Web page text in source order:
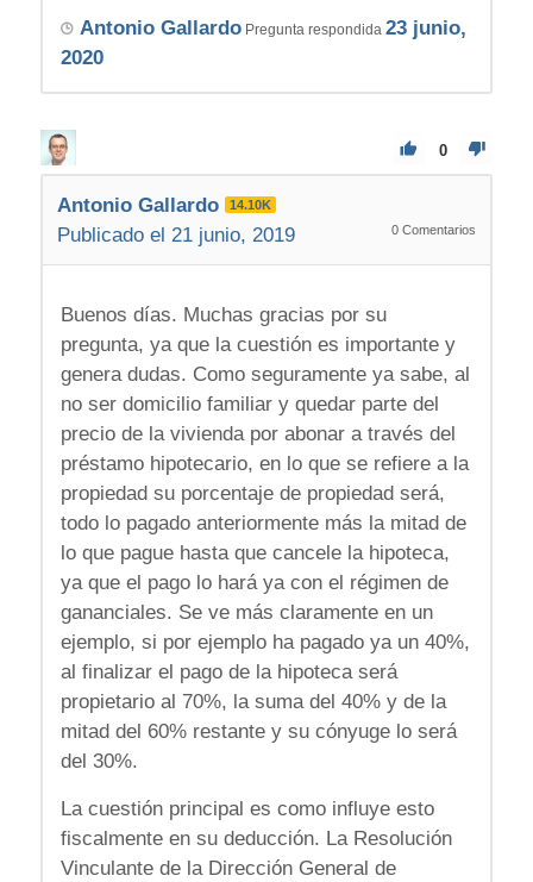
Antonio GallardoPregunta respondida 23 junio,
2020
0
Antonio Gallardo 14.10K
Publicado el 21 junio, 2019 0 Comentarios
Buenos días. Muchas gracias por su
pregunta, ya que la cuestión es importante y
genera dudas. Como seguramente ya sabe, al
no ser domicilio familiar y quedar parte del
precio de la vivienda por abonar a través del
préstamo hipotecario, en lo que se refiere a la
propiedad su porcentaje de propiedad será,
todo lo pagado anteriormente más la mitad de
lo que pague hasta que cancele la hipoteca,
ya que el pago lo hará ya con el régimen de
gananciales. Se ve más claramente en un
ejemplo, si por ejemplo ha pagado ya un 40%,
al finalizar el pago de la hipoteca será
propietario al 70%, la suma del 40% y de la
mitad del 60% restante y su cónyuge lo será
del 30%.
La cuestión principal es como influye esto
fiscalmente en su deducción. La Resolución
Vinculante de la Dirección General de